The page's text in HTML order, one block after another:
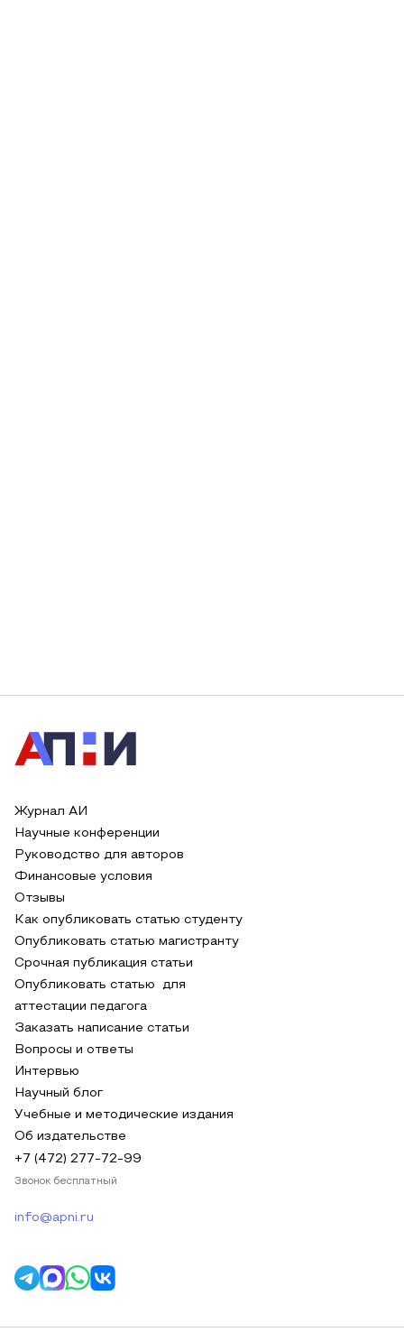
Журнал АИ
Научные конференции
Руководство для авторов
Финансовые условия
Отзывы
Как опубликовать статью студенту
Опубликовать статью магистранту
Срочная публикация статьи
Опубликовать статью для
аттестации педагога
Заказать написание статьи
Вопросы и ответы
Интервью
Научный блог
Учебные и методические издания
Об издательстве
+7 (472) 277-72-99
Звонок бесплатный
info@apni.ru